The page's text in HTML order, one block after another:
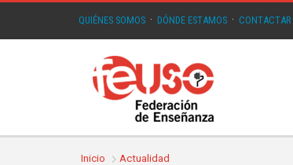
QUIÉNES SOMOS · DÓNDE ESTAMOS · CONTACTAR
Inicio Actualidad